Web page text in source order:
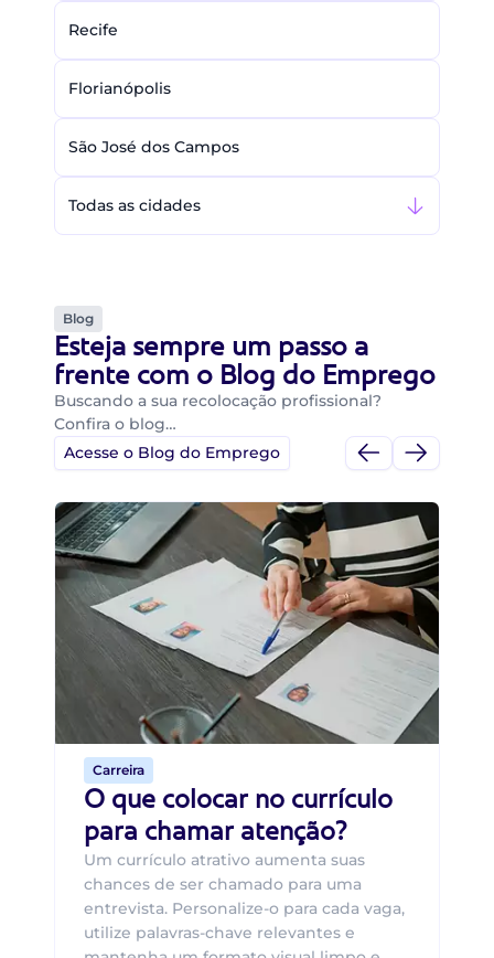
Recife
Florianópolis
São José dos Campos
Todas as cidades
Blog
Esteja sempre um passo a
frente com o Blog do Emprego
Buscando a sua recolocação profissional?
Confira o blog…
Acesse o Blog do Emprego
Carreira
O que colocar no currículo
para chamar atenção?
Um currículo atrativo aumenta suas
chances de ser chamado para uma
entrevista. Personalize-o para cada vaga,
utilize palavras-chave relevantes e